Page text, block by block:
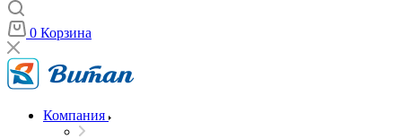
0 Корзина
Компания